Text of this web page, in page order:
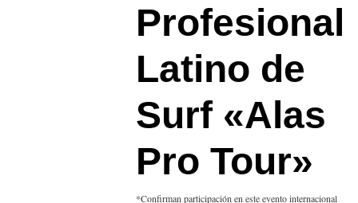
Profesional
Latino de
Surf «Alas
Pro Tour»
*Confirman participación en este evento internacional